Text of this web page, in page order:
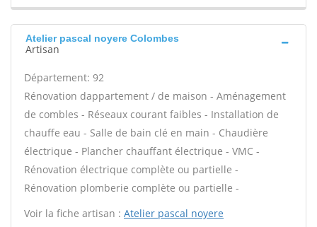
Atelier pascal noyere Colombes
Artisan
Département: 92
Rénovation dappartement / de maison - Aménagement
de combles - Réseaux courant faibles - Installation de
chauffe eau - Salle de bain clé en main - Chaudière
électrique - Plancher chauffant électrique - VMC -
Rénovation électrique complète ou partielle -
Rénovation plomberie complète ou partielle -
Voir la fiche artisan : Atelier pascal noyere